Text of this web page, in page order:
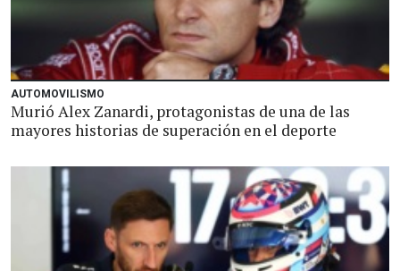
AUTOMOVILISMO
Murió Alex Zanardi, protagonistas de una de las
mayores historias de superación en el deporte